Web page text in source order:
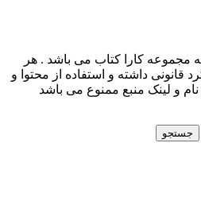
مجموعه کارا کتاب می باشد . هر
قانونی داشته و استفاده از محتوا و
و لینک منبع ممنوع می باشد
جستجو